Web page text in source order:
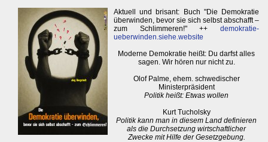
Aktuell und brisant: Buch "Die Demokratie
überwinden, bevor sie sich selbst abschafft –
zum Schlimmeren!" ++demokratie-
ueberwinden.siehe.website
Moderne Demokratie heißt: Du darfst alles
sagen. Wir hören nur nicht zu.
Olof Palme, ehem. schwedischer
Ministerpräsident
Politik heißt: Etwas wollen
Kurt Tucholsky
Politik kann man in diesem Land definieren
als die Durchsetzung wirtschaftlicher
Zwecke mit Hilfe der Gesetzgebung.